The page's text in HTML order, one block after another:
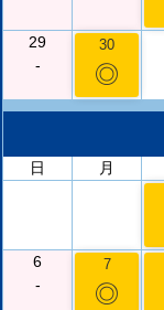
29
-
30
◎
日
月
6
-
7
◎